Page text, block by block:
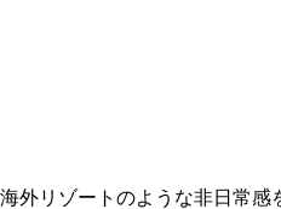
海外リゾートのような非日常感